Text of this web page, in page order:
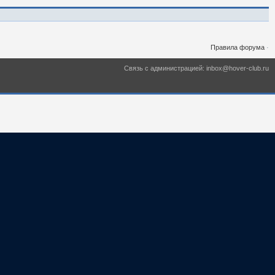
Правила форума ·
Связь с администрацией: inbox@hover-club.ru